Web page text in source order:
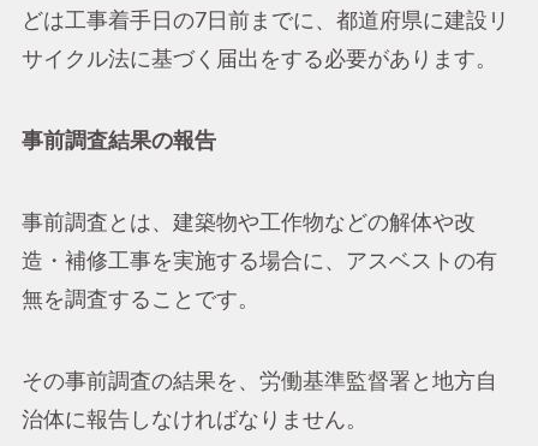
どは工事着手日の7日前までに、都道府県に建設リ
サイクル法に基づく届出をする必要があります。
事前調査結果の報告
事前調査とは、建築物や工作物などの解体や改
造・補修工事を実施する場合に、アスベストの有
無を調査することです。
その事前調査の結果を、労働基準監督署と地方自
治体に報告しなければなりません。